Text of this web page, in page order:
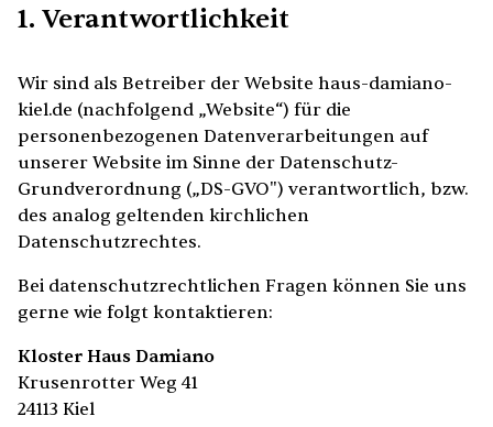
1. Verantwortlichkeit
Wir sind als Betreiber der Website haus-damiano-
kiel.de (nachfolgend „Website“) für die
personenbezogenen Datenverarbeitungen auf
unserer Website im Sinne der Datenschutz-
Grundverordnung („DS-GVO") verantwortlich, bzw.
des analog geltenden kirchlichen
Datenschutzrechtes.
Bei datenschutzrechtlichen Fragen können Sie uns
gerne wie folgt kontaktieren:
Kloster Haus Damiano
Krusenrotter Weg 41
24113 Kiel